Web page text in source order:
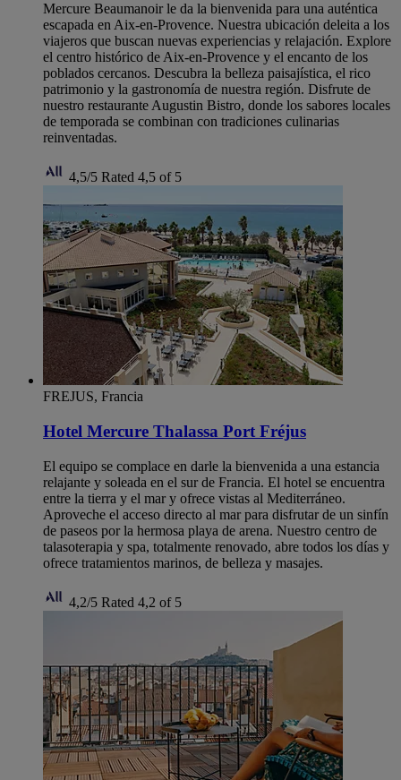
Mercure Beaumanoir le da la bienvenida para una auténtica
escapada en Aix-en-Provence. Nuestra ubicación deleita a los
viajeros que buscan nuevas experiencias y relajación. Explore
el centro histórico de Aix-en-Provence y el encanto de los
poblados cercanos. Descubra la belleza paisajística, el rico
patrimonio y la gastronomía de nuestra región. Disfrute de
nuestro restaurante Augustin Bistro, donde los sabores locales
de temporada se combinan con tradiciones culinarias
reinventadas.
4,5/5 Rated 4,5 of 5
FREJUS, Francia
Hotel Mercure Thalassa Port Fréjus
El equipo se complace en darle la bienvenida a una estancia
relajante y soleada en el sur de Francia. El hotel se encuentra
entre la tierra y el mar y ofrece vistas al Mediterráneo.
Aproveche el acceso directo al mar para disfrutar de un sinfín
de paseos por la hermosa playa de arena. Nuestro centro de
talasoterapia y spa, totalmente renovado, abre todos los días y
ofrece tratamientos marinos, de belleza y masajes.
4,2/5 Rated 4,2 of 5